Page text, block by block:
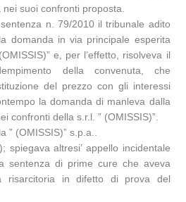
suoi confronti proposta.
n. 79/2010 il tribunale adito
domanda in via principale esperita
e, per l’effetto, risolveva il
della convenuta, che
del prezzo con gli interessi
la domanda di manleva dalla
confronti della s.r.l. ” (OMISSIS)”.
” (OMISSIS)” s.p.a..
spiegava altresi’ appello incidentale
sentenza di prime cure che aveva
risarcitoria in difetto di prova del